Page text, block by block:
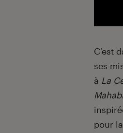
C’est
ses
à La
pour